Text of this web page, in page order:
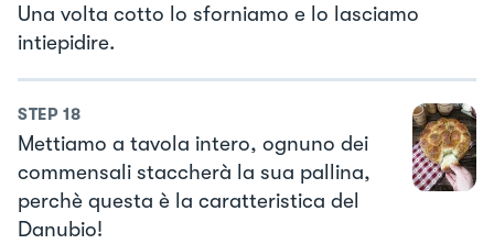
Una volta cotto lo sforniamo e lo lasciamo
intiepidire.
STEP 18
Mettiamo a tavola intero, ognuno dei
commensali staccherà la sua pallina,
perchè questa è la caratteristica del
Danubio!